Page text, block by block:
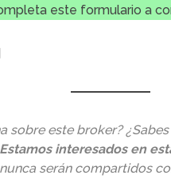
este formulario a
sobre este broker?
Estamos interesados en
serán compartidos